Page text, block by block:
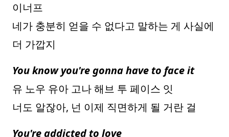
이너프
네가 충분히 얻을 수 없다고 말하는 게 사실에
더 가깝지
You know you're gonna have to face it
유 노우 유아 고나 해브 투 페이스 잇
너도 알잖아, 넌 이제 직면하게 될 거란 걸
You're addicted to love